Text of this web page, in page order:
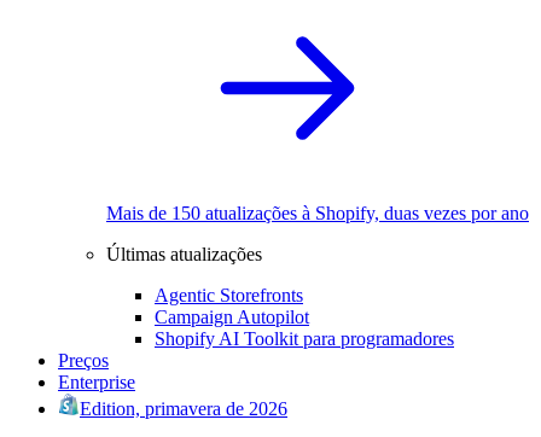
Mais de 150 atualizações à Shopify, duas vezes por ano
Últimas atualizações
Agentic Storefronts
Campaign Autopilot
Shopify AI Toolkit para programadores
Preços
Enterprise
Edition, primavera de 2026